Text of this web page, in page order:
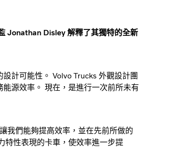
Jonathan Disley 解釋了其獨特的全新
計可能性。 Volvo Trucks 外觀設計團
源效率。 現在，是進行一次前所未有
我們能夠提高效率，並在先前所做的
特性表現的卡車，使效率進一步提